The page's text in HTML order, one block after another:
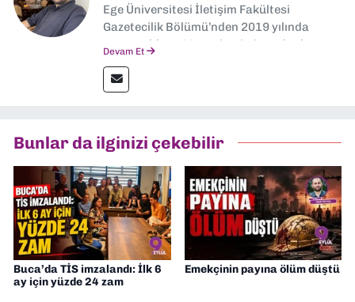
Ege Üniversitesi İletişim Fakültesi
Gazetecilik Bölümü’nden 2019 yılında
mezun oldum. Mezuniyetimin ardından
Gazetesi gibi yayınlarda görev alarak
gazetecilik kariyerime başladım. Şubat
muhabirliği yapıyorum.
Devam Et
Bunlar da ilginizi çekebilir
Buca’da TİS imzalandı: İlk 6
ay için yüzde 24 zam
Emekçinin payına ölüm düştü